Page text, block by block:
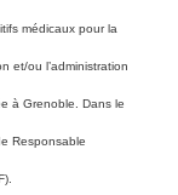
médicaux pour la
et/ou l’administration
à Grenoble. Dans le
Responsable